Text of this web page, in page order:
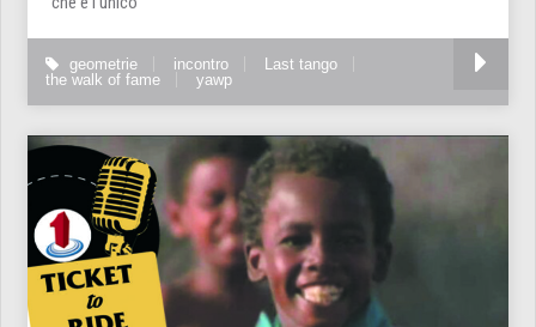
geometrie incontro
Last tango
the walk of fame
yawp